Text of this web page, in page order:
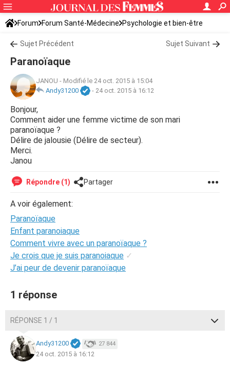
Forum Forum Santé-Médecine Psychologie et bien-être
Sujet Précédent Sujet Suivant
Paranoïaque
JANOU - Modifié le 24 oct. 2015 à 15:04
Andy31200
- 24 oct. 2015 à 16:12
Bonjour,
Comment aider une femme victime de son mari
paranoïaque ?
Délire de jalousie (Délire de secteur).
Merci.
Janou
Répondre (1) Partager
A voir également:
Paranoïaque
Enfant paranoiaque
Comment vivre avec un paranoïaque ?
Je crois que je suis paranoiaque ✓
J’ai peur de devenir paranoïaque
1 réponse
RÉPONSE 1 / 1
Andy31200 27 844
24 oct. 2015 à 16:12